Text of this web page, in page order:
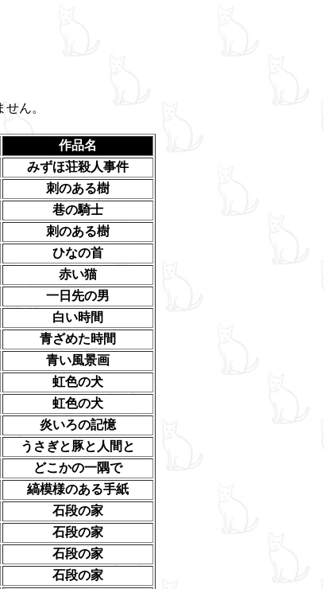
ん。
作品名
みずほ荘殺人事件
刺のある樹
巷の騎士
刺のある樹
ひなの首
赤い猫
一日先の男
白い時間
青ざめた時間
青い風景画
虹色の犬
虹色の犬
炎いろの記憶
うさぎと豚と人間と
どこかの一隅で
縞模様のある手紙
石段の家
石段の家
石段の家
石段の家